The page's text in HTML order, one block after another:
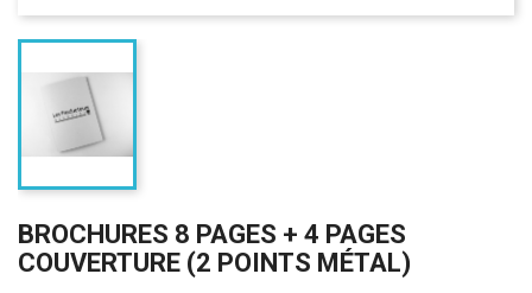
BROCHURES 8 PAGES + 4 PAGES
COUVERTURE (2 POINTS MÉTAL)